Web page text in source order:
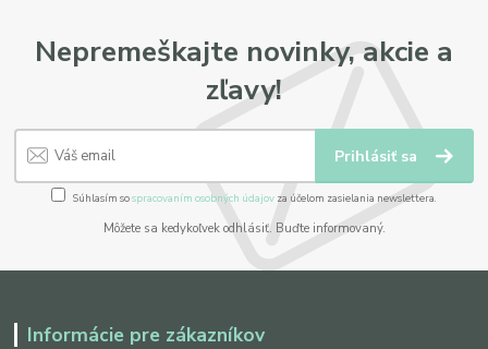
Nepremeškajte novinky, akcie a
zľavy!
Prihlásiť sa
Súhlasím sospracovaním osobných údajov za účelom zasielania newslettera.
Môžete sa kedykoľvek odhlásiť. Buďte informovaný.
Informácie pre zákazníkov